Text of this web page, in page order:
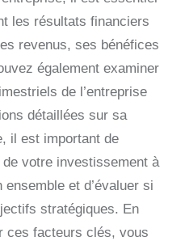
les résultats financiers
revenus, ses bénéfices
également examiner
de l’entreprise
détaillées sur sa
il est important de
votre investissement à
et d’évaluer si
stratégiques. En
facteurs clés, vous